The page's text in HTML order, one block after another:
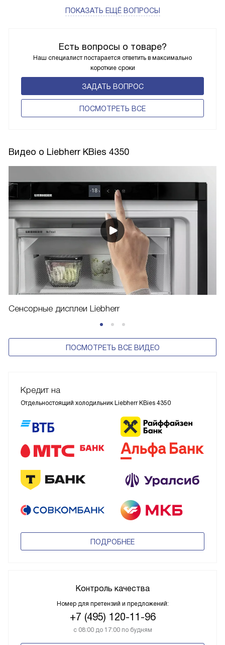
Есть вопросы о товаре?
Наш специалист постарается ответить в максимально
короткие сроки
ЗАДАТЬ ВОПРОС
ПОCМОТРЕТЬ ВСЕ
ПОКАЗАТЬ ЕЩЁ ВОПРОСЫ
Видео о Liebherr KBies 4350
Сенсорные дисплеи Liebherr
ПОСМОТРЕТЬ ВСЕ ВИДЕО
Кредит на
Отдельностоящий холодильник Liebherr KBies 4350
ПОДРОБНЕЕ
Контроль качества
Номер для претензий и предложений:
+7 (495) 120-11-96
с 08:00 до 17:00 по будням